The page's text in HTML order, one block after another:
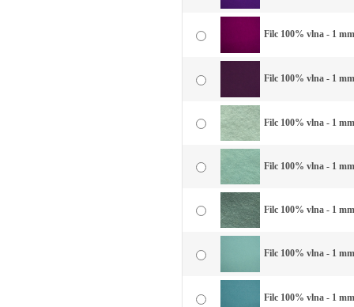
Filc 100% vlna - 1
Filc 100% vlna - 1
Filc 100% vlna - 1
Filc 100% vlna - 1
Filc 100% vlna - 1
Filc 100% vlna - 1
Filc 100% vlna - 1